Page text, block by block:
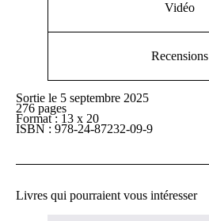
Vidéo
Recensions
Sortie le 5 septembre 2025
276 pages
Format : 13 x 20
ISBN : 978-24-87232-09-9
Livres qui pourraient vous intéresser